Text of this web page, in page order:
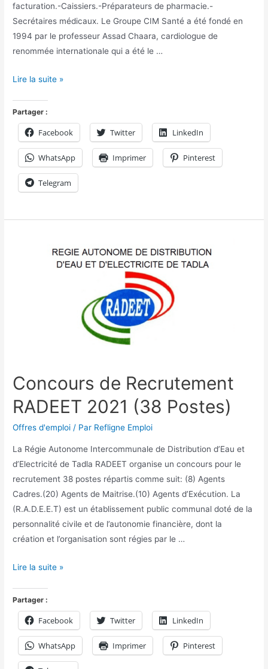
facturation.-Caissiers.-Préparateurs de pharmacie.-
Secrétaires médicaux. Le Groupe CIM Santé a été fondé en
1994 par le professeur Assad Chaara, cardiologue de
renommée internationale qui a été le …
Lire la suite »
Partager :
Facebook Twitter LinkedIn
WhatsApp Imprimer Pinterest
Telegram
Concours de Recrutement
RADEET 2021 (38 Postes)
Offres d'emploi / Par Refligne Emploi
La Régie Autonome Intercommunale de Distribution d’Eau et
d’Electricité de Tadla RADEET organise un concours pour le
recrutement 38 postes répartis comme suit: (8) Agents
Cadres.(20) Agents de Maitrise.(10) Agents d’Exécution. La
(R.A.D.E.E.T) est un établissement public communal doté de la
personnalité civile et de l’autonomie financière, dont la
création et l’organisation sont régies par le …
Lire la suite »
Partager :
Facebook Twitter LinkedIn
WhatsApp Imprimer Pinterest